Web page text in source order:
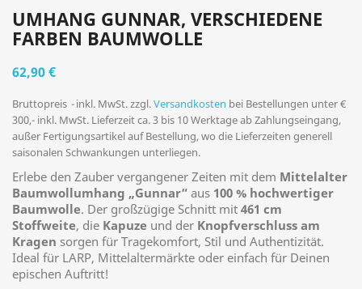
UMHANG GUNNAR, VERSCHIEDENE
FARBEN BAUMWOLLE
62,90 €
Bruttopreis inkl. MwSt. zzgl.Versandkosten bei Bestellungen unter €
300,- inkl. MwSt. Lieferzeit ca. 3 bis 10 Werktage ab Zahlungseingang,
außer Fertigungsartikel auf Bestellung, wo die Lieferzeiten generell
saisonalen Schwankungen unterliegen.
Erlebe den Zauber vergangener Zeiten mit dem Mittelalter
Baumwollumhang „Gunnar“ aus 100 % hochwertiger
Baumwolle. Der großzügige Schnitt mit 461 cm
Stoffweite, die Kapuze und der Knopfverschluss am
Kragen sorgen für Tragekomfort, Stil und Authentizität.
Ideal für LARP, Mittelaltermärkte oder einfach für Deinen
epischen Auftritt!